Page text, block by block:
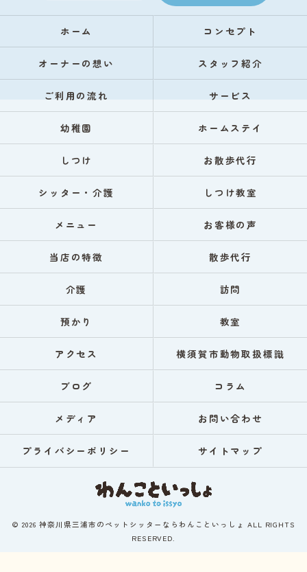
ホーム コンセプト
オーナーの想い スタッフ紹介
ご利用の流れ サービス
幼稚園 ホームステイ
しつけ お散歩代行
シッター・介護 しつけ教室
メニュー お客様の声
当店の特徴 散歩代行
介護 訪問
預かり 教室
アクセス 横須賀市動物取扱標識
ブログ コラム
メディア お問い合わせ
プライバシーポリシー サイトマップ
© 2026 神奈川県三浦市のペットシッターならわんこといっしょ ALL RIGHTS
RESERVED.